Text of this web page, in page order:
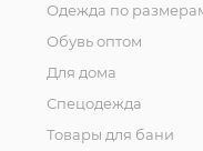
Одежда по
Обувь оптом
Для дома
Спецодежда
Товары для бани